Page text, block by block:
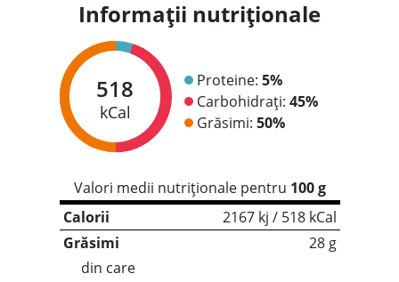
Informații nutriționale
518
kCal
Proteine: 5%
Carbohidrați: 45%
Grăsimi: 50%
Valori medii nutriționale pentru 100 g
Calorii
2167 kj / 518 kCal
Grăsimi
28 g
din care